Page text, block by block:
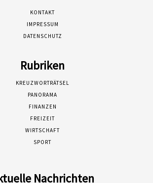
KONTAKT
IMPRESSUM
DATENSCHUTZ
Rubriken
KREUZWORTRÄTSEL
PANORAMA
FINANZEN
FREIZEIT
WIRTSCHAFT
SPORT
Nachrichten